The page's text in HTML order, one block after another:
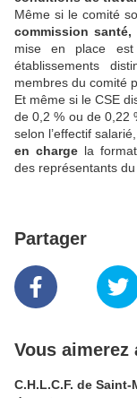
Même si le comité
commission
mise en place
établissements
membres du comité
Et même si le CSE
de 0,2 % ou de 0,22
selon l’effectif
en chargela
des représentants du
Partager
Vous aimerez
C.H.L.C.F. de